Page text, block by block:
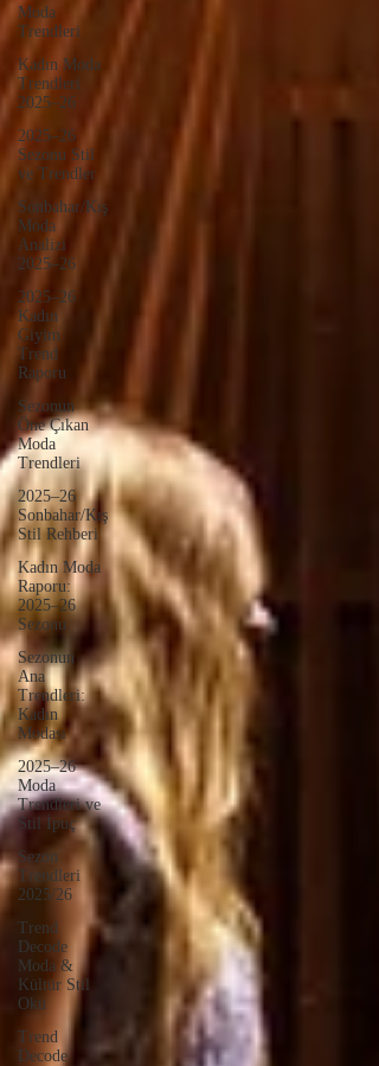
Moda
Trendleri
Kadın Moda
Trendleri
2025–26
2025–26
Sezonu Stil
ve Trendler
Sonbahar/Kış
Moda
Analizi
2025–26
2025–26
Kadın
Giyim
Trend
Raporu
Sezonun
Öne Çıkan
Moda
Trendleri
2025–26
Sonbahar/Kış
Stil Rehberi
Kadın Moda
Raporu:
2025–26
Sezonu
Sezonun
Ana
Trendleri:
Kadın
Modası
2025–26
Moda
Trendleri ve
Stil İpuç
Sezon
Trendleri
2025/26
Trend
Decode
Moda &
Kültür Stil
Oku
Trend
Decode